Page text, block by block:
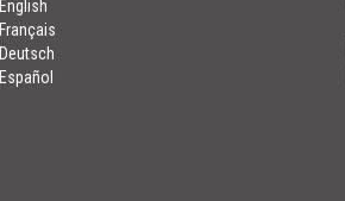
English
Français
Deutsch
Español